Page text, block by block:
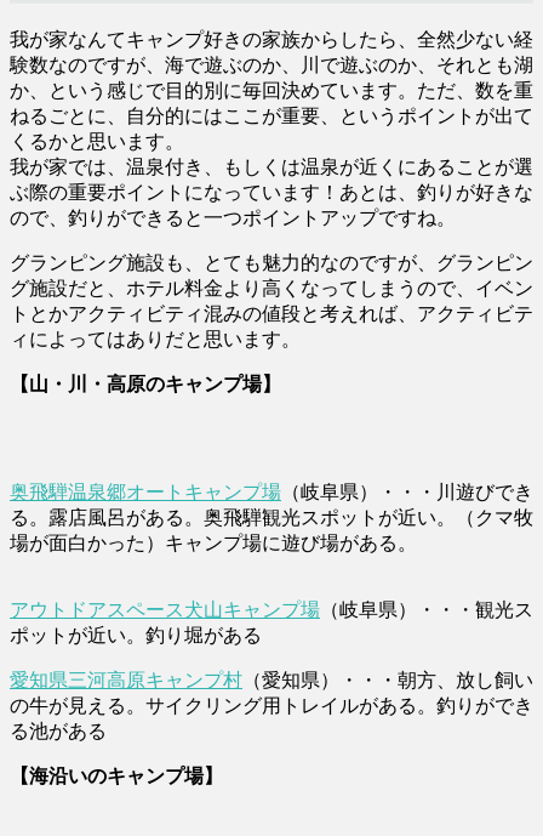
我が家なんてキャンプ好きの家族からしたら、全然少ない経
験数なのですが、海で遊ぶのか、川で遊ぶのか、それとも湖
か、という感じで目的別に毎回決めています。ただ、数を重
ねるごとに、自分的にはここが重要、というポイントが出て
くるかと思います。
我が家では、温泉付き、もしくは温泉が近くにあることが選
ぶ際の重要ポイントになっています！あとは、釣りが好きな
ので、釣りができると一つポイントアップですね。
グランピング施設も、とても魅力的なのですが、グランピン
グ施設だと、ホテル料金より高くなってしまうので、イベン
トとかアクティビティ混みの値段と考えれば、アクティビテ
ィによってはありだと思います。
【山・川・高原のキャンプ場】
奥飛騨温泉郷オートキャンプ場 （岐阜県）・・・川遊びでき
る。露店風呂がある。奥飛騨観光スポットが近い。（クマ牧
場が面白かった）キャンプ場に遊び場がある。
アウトドアスペース犬山キャンプ場 （岐阜県）・・・観光ス
ポットが近い。釣り堀がある
愛知県三河高原キャンプ村 （愛知県）・・・朝方、放し飼い
の牛が見える。サイクリング用トレイルがある。釣りができ
る池がある
【海沿いのキャンプ場】